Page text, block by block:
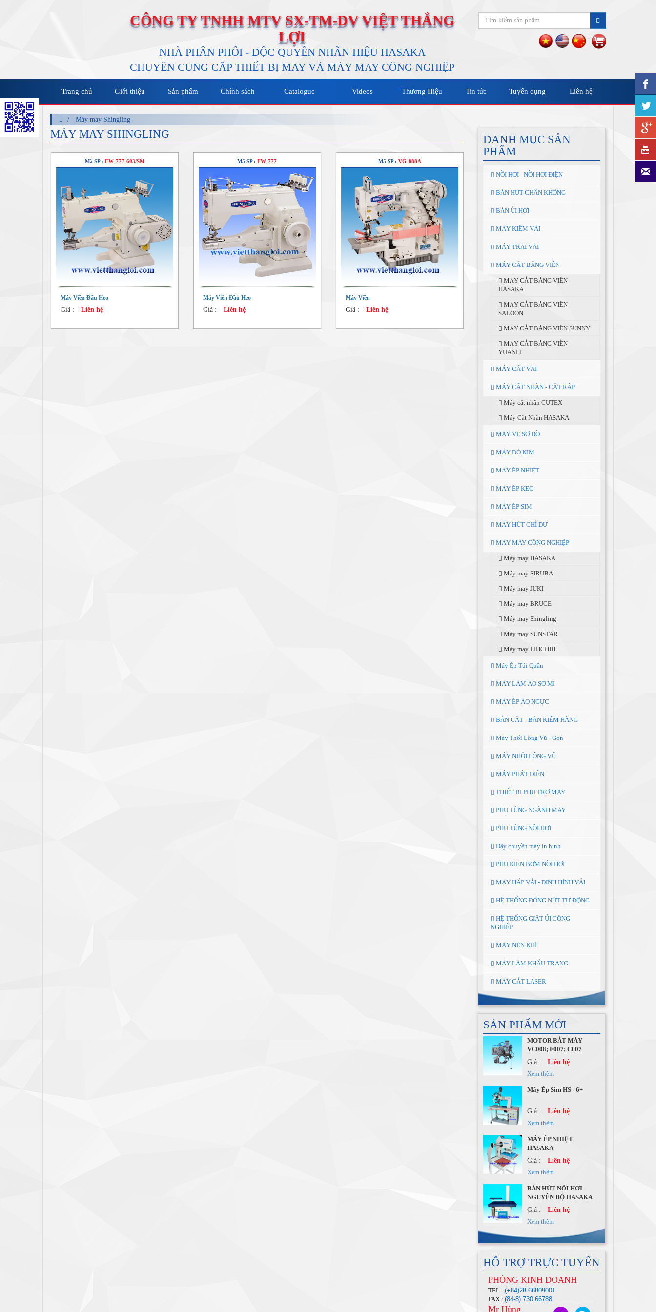
CÔNG TY TNHH MTV SX-TM-DV VIỆT THẮNG
LỢI
NHÀ PHÂN PHỐI - ĐỘC QUYỀN NHÃN HIỆU HASAKA
CHUYÊN CUNG CẤP THIẾT BỊ MAY VÀ MÁY MAY CÔNG NGHIỆP
|
Trang chủ Giới thiệu Sản phẩm Chính sách Catalogue Videos Thương Hiệu Tin tức Tuyển dụng Liên hệ
Máy may Shingling
MÁY MAY SHINGLING
Mã SP : FW-777-603/SM
Máy Viền Đầu Heo
Giá : Liên hệ
Mã SP :FW-777
Máy Viền Đầu Heo
Giá : Liên hệ
Mã SP : VG-888A
Máy Viền
Giá : Liên hệ
DANH MỤC SẢN
PHẨM
NỒI HƠI - NỒI HƠI ĐIỆN
BÀN HÚT CHÂN KHÔNG
BÀN ỦI HƠI
MÁY KIỂM VẢI
MÁY TRẢI VẢI
MÁY CẮT BĂNG VIỀN
MÁY CẮT BĂNG VIÊN
HASAKA
MÁY CẮT BĂNG VIÊN
SALOON
MÁY CẮT BĂNG VIÊN SUNNY
MÁY CẮT BĂNG VIỀN
YUANLI
MÁY CẮT VẢI
MÁY CẮT NHÃN - CẮT RẬP
Máy cắt nhãn CUTEX
Máy Cắt Nhãn HASAKA
MÁY VẼ SƠ ĐỒ
MÁY DÒ KIM
MÁY ÉP NHIỆT
MÁY ÉP KEO
MÁY ÉP SIM
MÁY HÚT CHỈ DƯ
MÁY MAY CÔNG NGHIỆP
Máy may HASAKA
Máy may SIRUBA
Máy may JUKI
Máy may BRUCE
Máy may Shingling
Máy may SUNSTAR
Máy may LIHCHIH
Máy Ép Túi Quần
MÁY LÀM ÁO SƠ MI
MÁY ÉP ÁO NGỰC
BÀN CẮT - BÀN KIỂM HÀNG
Máy Thổi Lông Vũ - Gòn
MÁY NHỒI LÔNG VŨ
MÁY PHÁT ĐIỆN
THIẾT BỊ PHỤ TRỢ MAY
PHỤ TÙNG NGÀNH MAY
PHỤ TÙNG NỒI HƠI
Dây chuyền máy in hình
PHỤ KIỆN BƠM NỒI HƠI
MÁY HẤP VẢI - ĐỊNH HÌNH VẢI
HỆ THỐNG ĐÓNG NÚT TỰ ĐỘNG
HỆ THỐNG GIẶT ỦI CÔNG
NGHIỆP
MÁY NÉN KHÍ
MÁY LÀM KHẨU TRANG
MÁY CẮT LASER
SẢN PHẨM MỚI
Máy Ép Sim HS - 6+
Giá :
Liên hệ
Xem thêm
MÁY ÉP NHIỆT
Giá :
Liên hệ
Xem thêm
BÀN HÚT NỒI HƠI
NGUYÊN BỘ HASAKA
Giá :
Liên hệ
Xem thêm
Máy May 1 kim điện tử
HASAKA
Giá :
Liên hệ
Xem thêm
Máy Nhồi Lông Vũ
Giá :
Liên hệ
Xem thêm
Máy Nhồi Lông Vũ
Liên hệ
HỖ TRỢ TRỰC TUYẾN
PHÒNG KINH DOANH
TEL : (+84)28 66809001
FAX : (84-8) 730 66788
Mr Hùng